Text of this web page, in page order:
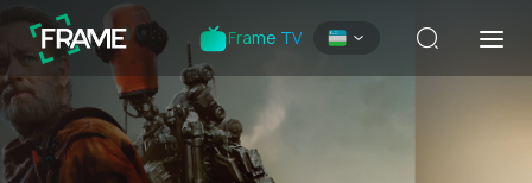
Frame TV